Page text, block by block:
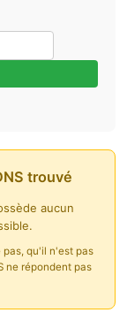
trouvé
aucun
qu'il n'est pas
ne répondent pas